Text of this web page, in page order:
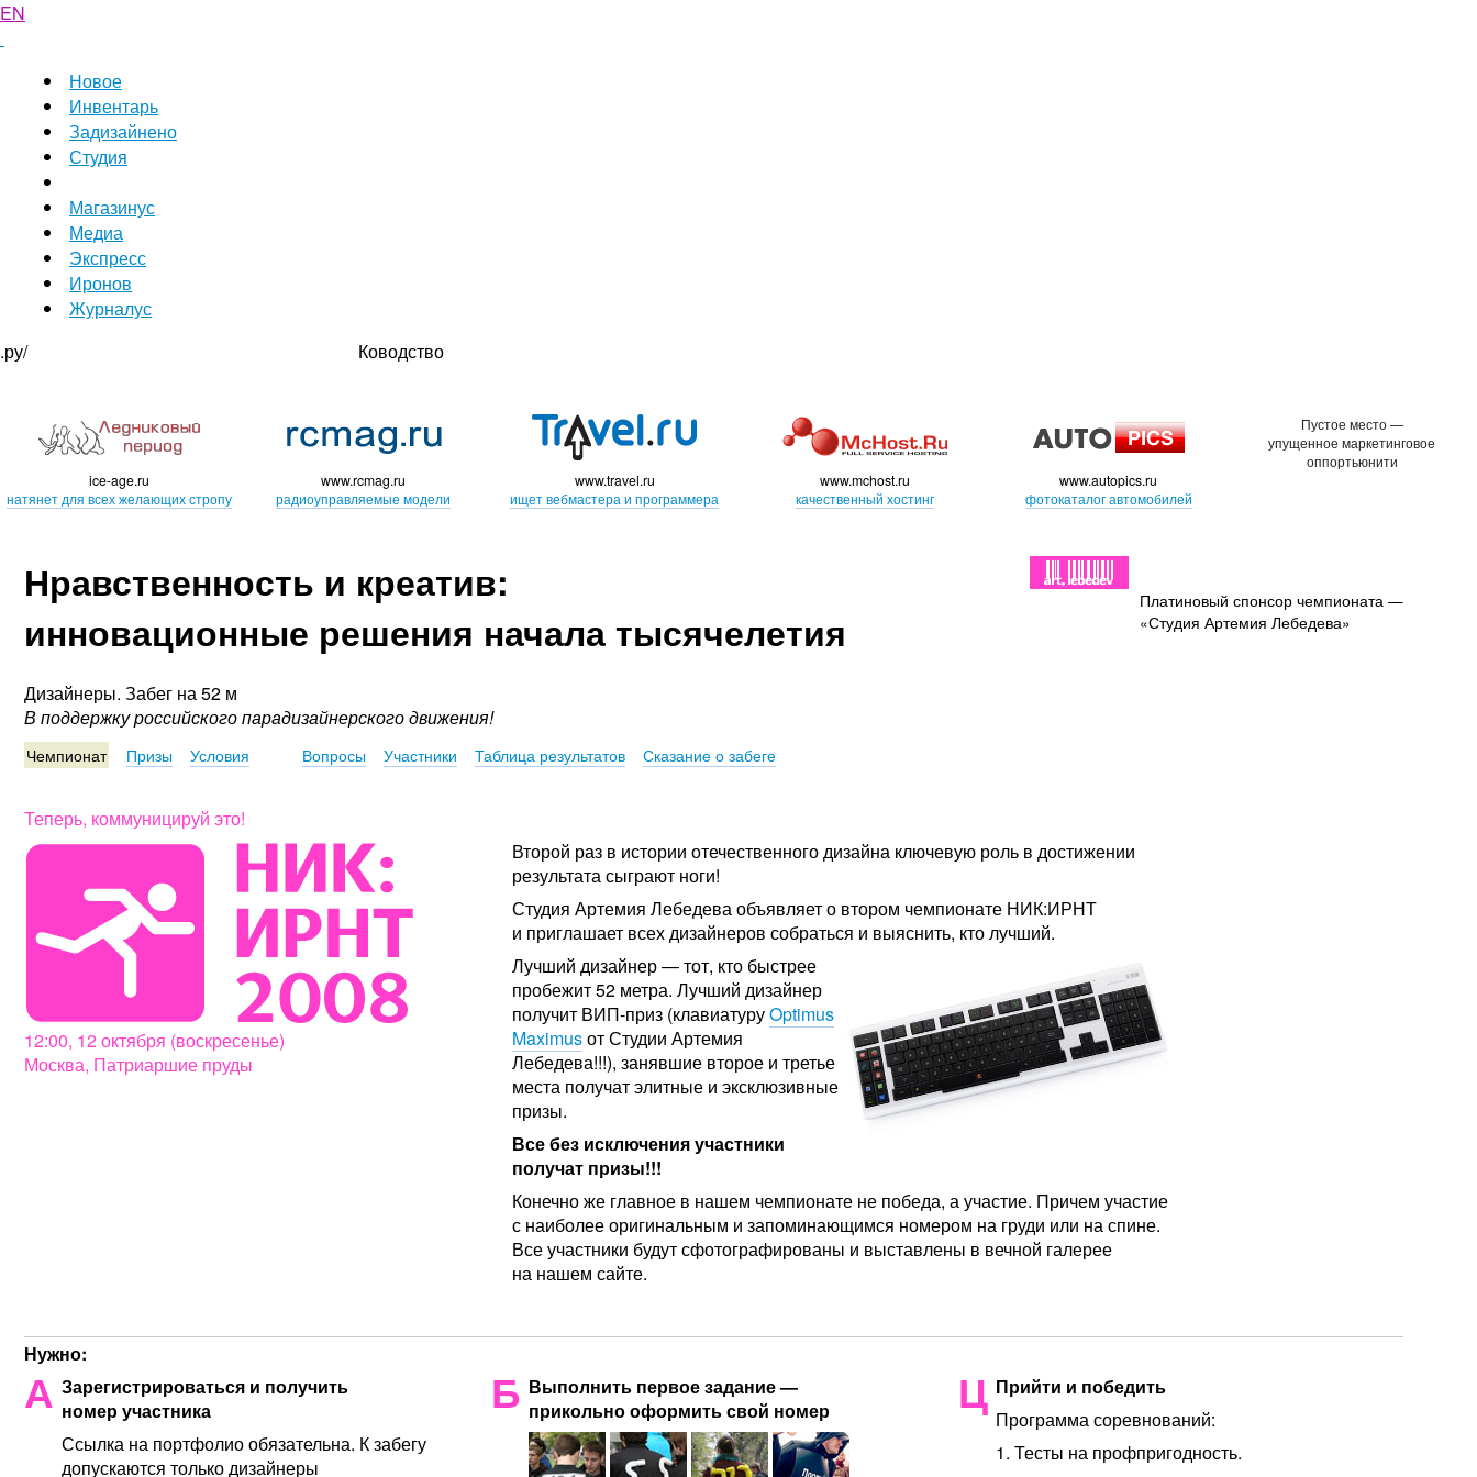
EN
Новое
Инвентарь
Задизайнено
Студия
Магазинус
Медиа
Экспресс
Иронов
Журналус
.ру/
Ководство
Пустое место —
упущенное маркетинговое
оппортьюнити
ice-age.ru
натянет для всех желающих стропу
www.rcmag.ru
радиоуправляемые модели
www.travel.ru
ищет вебмастера и программера
www.mchost.ru
качественный хостинг
www.autopics.ru
фотокаталог автомобилей
Платиновый спонсор чемпионата —
«Студия Артемия Лебедева»
Нравственность и креатив:
инновационные решения начала тысячелетия
Дизайнеры. Забег на 52 м
В поддержку российского парадизайнерского движения!
Чемпионат Призы Условия Вопросы Участники Таблица результатов Сказание о забеге
Теперь, коммуницируй это!
12:00, 12 октября (воскресенье)
Москва, Патриаршие пруды
Второй раз в истории отечественного дизайна ключевую роль в достижении
результата сыграют ноги!
Студия Артемия Лебедева объявляет о втором чемпионате НИК:ИРНТ
и приглашает всех дизайнеров собраться и выяснить, кто лучший.
Лучший дизайнер — тот, кто быстрее
пробежит 52 метра. Лучший дизайнер
получит ВИП-приз (клавиатуруOptimus
Maximusот Студии Артемия
Лебедева!!!), занявшие второе и третье
места получат элитные и эксклюзивные
призы.
Все без исключения участники
получат призы!!!
Конечно же главное в нашем чемпионате не победа, а участие. Причем участие
с наиболее оригинальным и запоминающимся номером на груди или на спине.
Все участники будут сфотографированы и выставлены в вечной галерее
на нашем сайте.
Нужно:
А Зарегистрироваться и получить
номер участника
Ссылка на портфолио обязательна. К забегу
допускаются только дизайнеры
Б Выполнить первое задание —
прикольно оформить свой номер
Ц Прийти и победить
Программа соревнований:
1. Тесты на профпригодность.